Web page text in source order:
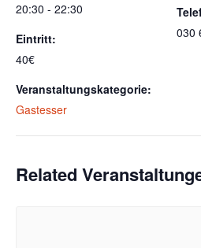
20:30 - 22:30
Eintritt:
40€
Veranstaltungskategorie:
Gastesser
030
Related